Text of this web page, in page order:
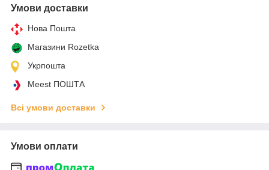
Умови доставки
Нова Пошта
Магазини Rozetka
Укрпошта
Meest ПОШТА
Всі умови доставки
Умови оплати